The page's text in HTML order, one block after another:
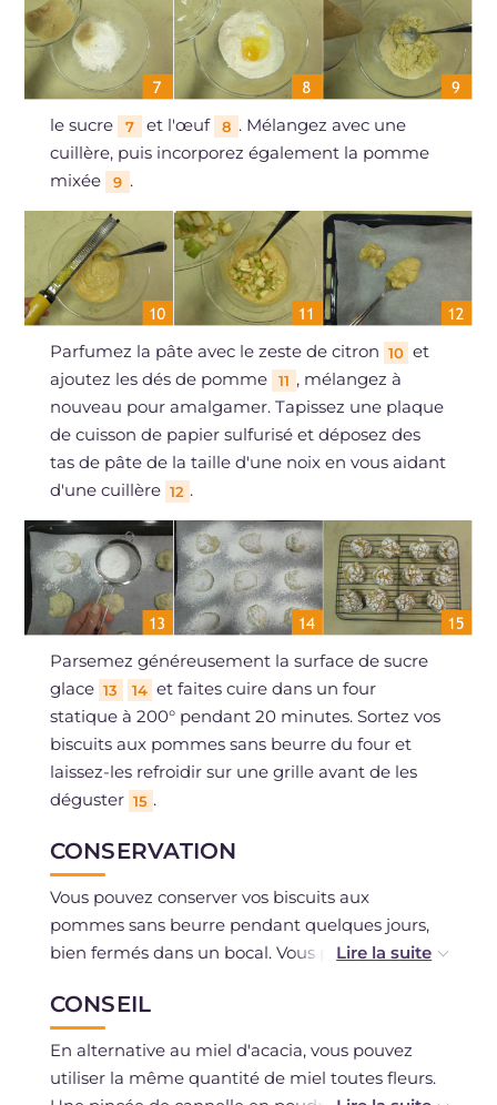
le sucre 7 et l'œuf 8 . Mélangez avec une
cuillère, puis incorporez également la pomme
mixée
9 .
Parfumez la pâte avec le zeste de citron 10 et
ajoutez les dés de pomme
11 , mélangez à
nouveau pour amalgamer. Tapissez une plaque
de cuisson de papier sulfurisé et déposez des
tas de pâte de la taille d'une noix en vous aidant
d'une cuillère 12 .
Parsemez généreusement la surface de sucre
glace 13 14 et faites cuire dans un four
statique à 200° pendant 20 minutes. Sortez vos
biscuits aux pommes sans beurre du four et
laissez-les refroidir sur une grille avant de les
déguster 15 .
CONSERVATION
Vous pouvez conserver vos biscuits aux
pommes sans beurre pendant quelques jours,
bien fermés dans un bocal. Vous pouvez
CONSEIL
En alternative au miel d'acacia, vous pouvez
utiliser la même quantité de miel toutes fleurs.